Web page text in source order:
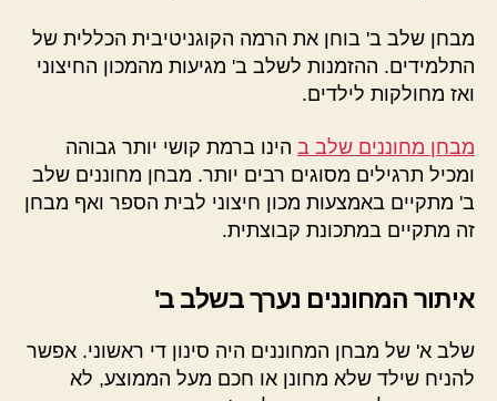
מבחן שלב ב' בוחן את הרמה הקוגניטיבית הכללית של
התלמידים. ההזמנות לשלב ב' מגיעות מהמכון החיצוני
ואז מחולקות לילדים.
מבחן מחוננים שלב ב הינו ברמת קושי יותר גבוהה
ומכיל תרגילים מסוגים רבים יותר. מבחן מחוננים שלב
ב' מתקיים באמצעות מכון חיצוני לבית הספר ואף מבחן
זה מתקיים במתכונת קבוצתית.
איתור המחוננים נערך בשלב ב'
שלב א' של מבחן המחוננים היה סינון די ראשוני. אפשר
להניח שילד שלא מחונן או חכם מעל הממוצע, לא